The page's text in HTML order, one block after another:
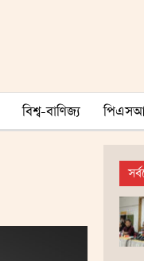
বিশ্ব-বাণিজ্য